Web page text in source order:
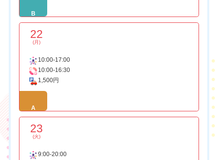
B
22
(月)
10:00-17:00
10:00-16:30
1,500円
A
23
(火)
9:00-20:00